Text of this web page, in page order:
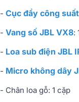
- Cục đẩy công
- Vang số JBL VX8:
- Loa sub điện JBL
- Micro không dây
- Chân loa gỗ: 1 cặp